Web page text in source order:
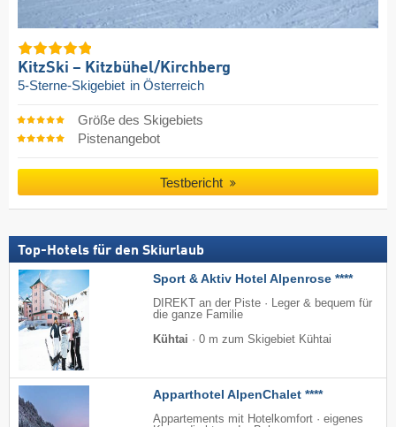
KitzSki – Kitzbühel/​Kirchberg
5-Sterne-Skigebiet in Österreich
Größe des Skigebiets
Pistenangebot
Testbericht
Top-Hotels für den Skiurlaub
Sport & Aktiv Hotel Alpenrose ****
DIREKT an der Piste · Leger & bequem für
die ganze Familie
Kühtai · 0 m zum Skigebiet Kühtai
Apparthotel AlpenChalet ****
Appartements mit Hotelkomfort · eigenes